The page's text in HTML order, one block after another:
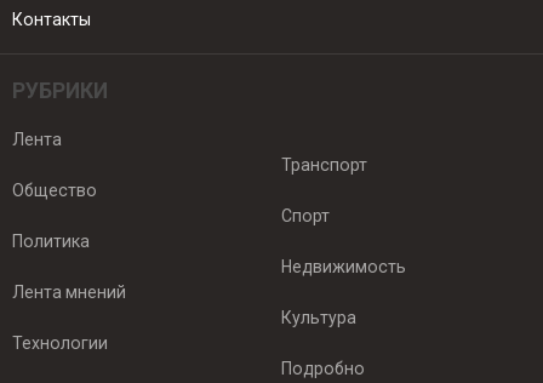
Контакты
РУБРИКИ
Лента
Общество
Политика
Лента мнений
Технологии
Транспорт
Спорт
Недвижимость
Культура
Подробно